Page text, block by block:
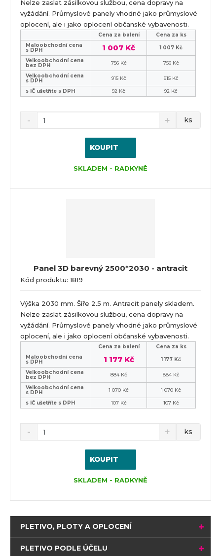
Nelze zaslat zásilkovou službou, cena dopravy na
vyžádání. Průmyslové panely vhodné jako průmyslové
oplocení, ale i jako oplocení občanské vybavenosti.
Cena za balení
Cena za ks
Maloobchodní cena
s DPH 1 007 Kč
1 007 Kč
Velkoobchodní cena
bez DPH 756 Kč
756 Kč
Velkoobchodní cena
s DPH 915 Kč
915 Kč
s IČ ušetříte s DPH
92 Kč 92 Kč
ks
KOUPIT
SKLADEM - RADKYNĚ
Panel 3D barevný 2500*2030 - antracit
Kód produktu: 1819
Výška 2030 mm. Šíře 2.5 m. Antracit panely skladem.
Nelze zaslat zásilkovou službou, cena dopravy na
vyžádání. Průmyslové panely vhodné jako průmyslové
oplocení, ale i jako oplocení občanské vybavenosti.
Cena za balení
Cena za ks
Maloobchodní cena
s DPH 1 177 Kč
1 177 Kč
Velkoobchodní cena
bez DPH 884 Kč
884 Kč
Velkoobchodní cena
s DPH 1 070 Kč
1 070 Kč
s IČ ušetříte s DPH
107 Kč 107 Kč
ks
KOUPIT
SKLADEM - RADKYNĚ
PLETIVO, PLOTY A OPLOCENÍ
PLETIVO PODLE ÚČELU